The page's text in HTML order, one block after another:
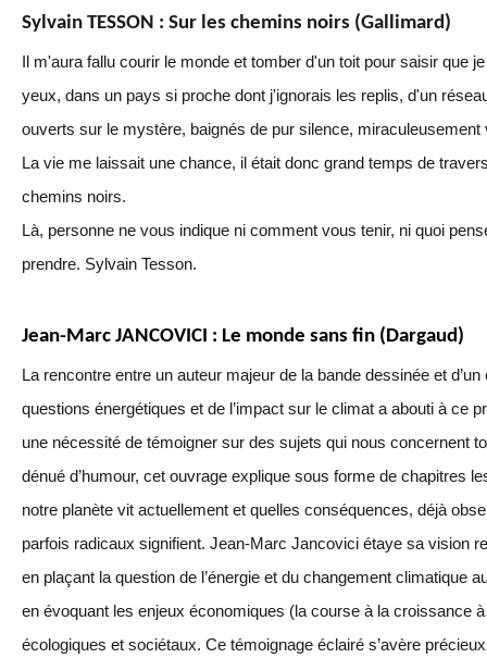
Sylvain TESSON : Sur les chemins noirs (Gallimard)
Il m'aura fallu courir le monde et tomber d'un toit pour saisir que
yeux, dans un pays si proche dont j'ignorais les replis, d'un
ouverts sur le mystère, baignés de pur silence, miraculeusement
La vie me laissait une chance, il était donc grand temps de
chemins noirs.
Là, personne ne vous indique ni comment vous tenir, ni quoi
prendre. Sylvain Tesson.
Jean-Marc JANCOVICI : Le monde sans fin (Dargaud)
La rencontre entre un auteur majeur de la bande dessinée et
questions énergétiques et de l’impact sur le climat a abouti à ce
une nécessité de témoigner sur des sujets qui nous concernent
dénué d’humour, cet ouvrage explique sous forme de chapitres
notre planète vit actuellement et quelles conséquences, déjà
parfois radicaux signifient. Jean-Marc Jancovici étaye sa vision
en plaçant la question de l’énergie et du changement climatique
en évoquant les enjeux économiques (la course à la croissance
écologiques et sociétaux. Ce témoignage éclairé s’avère